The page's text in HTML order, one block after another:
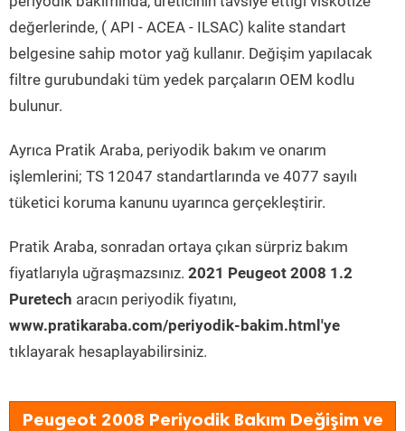
değerlerinde, ( API - ACEA - ILSAC) kalite standart
belgesine sahip motor yağ kullanır. Değişim yapılacak
filtre gurubundaki tüm yedek parçaların OEM kodlu
bulunur.
Ayrıca Pratik Araba, periyodik bakım ve onarım
işlemlerini; TS 12047 standartlarında ve 4077 sayılı
tüketici koruma kanunu uyarınca gerçekleştirir.
Pratik Araba, sonradan ortaya çıkan sürpriz bakım
fiyatlarıyla uğraşmazsınız. 2021 Peugeot 2008 1.2
Puretech aracın periyodik fiyatını,
www.pratikaraba.com/periyodik-bakim.html'ye
tıklayarak hesaplayabilirsiniz.
Peugeot 2008 Periyodik Bakım Değişim ve